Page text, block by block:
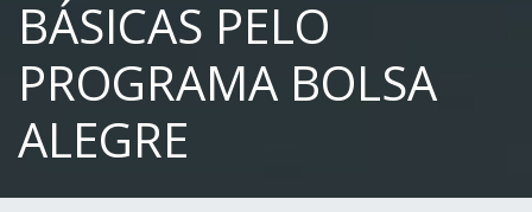
BÁSICAS PELO
PROGRAMA BOLSA
ALEGRE